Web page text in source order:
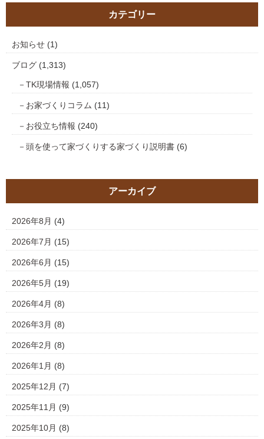
カテゴリー
お知らせ (1)
ブログ (1,313)
TK現場情報 (1,057)
お家づくりコラム (11)
お役立ち情報 (240)
頭を使って家づくりする家づくり説明書 (6)
アーカイブ
2026年8月 (4)
2026年7月 (15)
2026年6月 (15)
2026年5月 (19)
2026年4月 (8)
2026年3月 (8)
2026年2月 (8)
2026年1月 (8)
2025年12月 (7)
2025年11月 (9)
2025年10月 (8)